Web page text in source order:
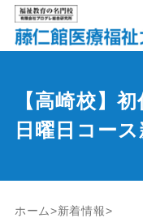
【高崎校】
日曜日コース
ホーム
新着情報